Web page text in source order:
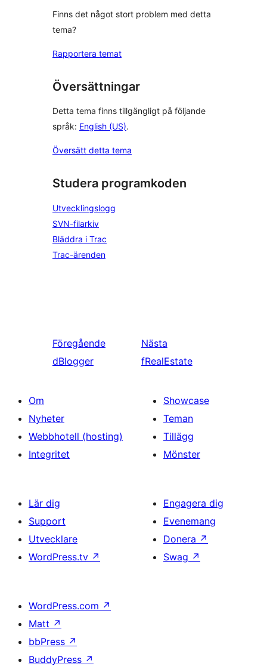
Finns det något stort problem med detta
tema?
Rapportera temat
Översättningar
Detta tema finns tillgängligt på följande
språk: English (US).
Översätt detta tema
Studera programkoden
Utvecklingslogg
SVN-filarkiv
Bläddra i Trac
Trac-ärenden
Föregående
dBlogger
Nästa
fRealEstate
Om
Nyheter
Webbhotell (hosting)
Integritet
Showcase
Teman
Tillägg
Mönster
Lär dig
Support
Utvecklare
WordPress.tv ↗
Engagera dig
Evenemang
Donera ↗
Swag ↗
WordPress.com ↗
Matt ↗
bbPress ↗
BuddyPress ↗